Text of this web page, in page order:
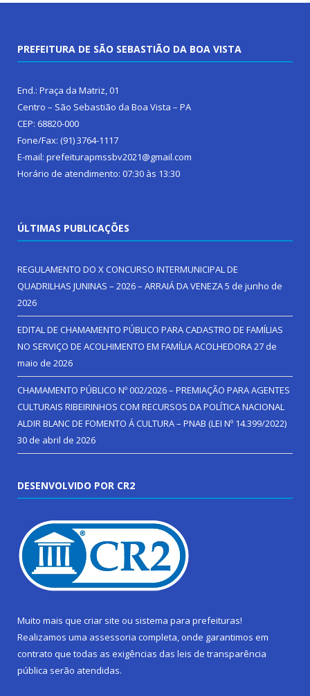
PREFEITURA DE SÃO SEBASTIÃO DA BOA VISTA
End.: Praça da Matriz, 01
Centro – São Sebastião da Boa Vista – PA
CEP: 68820-000
Fone/Fax: (91) 3764-1117
E-mail: prefeiturapmssbv2021@gmail.com
Horário de atendimento: 07:30 às 13:30
ÚLTIMAS PUBLICAÇÕES
REGULAMENTO DO X CONCURSO INTERMUNICIPAL DE
QUADRILHAS JUNINAS – 2026 – ARRAIÁ DA VENEZA5 de junho de
2026
EDITAL DE CHAMAMENTO PÚBLICO PARA CADASTRO DE FAMÍLIAS
NO SERVIÇO DE ACOLHIMENTO EM FAMÍLIA ACOLHEDORA27 de
maio de 2026
CHAMAMENTO PÚBLICO Nº 002/2026 – PREMIAÇÃO PARA AGENTES
CULTURAIS RIBEIRINHOS COM RECURSOS DA POLÍTICA NACIONAL
ALDIR BLANC DE FOMENTO Á CULTURA – PNAB (LEI Nº 14.399/2022)
30 de abril de 2026
DESENVOLVIDO POR CR2
Muito mais que criar site ou sistema para prefeituras!
Realizamos uma assessoria completa, onde garantimos em
contrato que todas as exigências das leis de transparência
pública serão atendidas.